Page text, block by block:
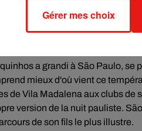
une cuisine fusion qui
japonaise et libanaise.
a grandi à São Paulo, se
mieux d'où vient ce
de Vila Madalena aux clubs de
version de la nuit pauliste.
de son fils le plus illustre.
Gérer mes choix